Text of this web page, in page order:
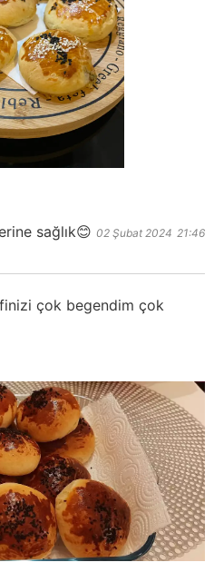
sağlık😊 02 Şubat 2024 21:46
çok begendim çok